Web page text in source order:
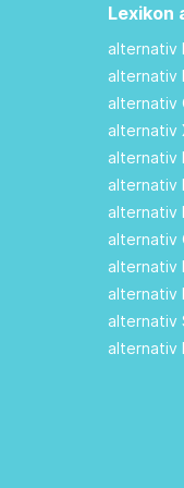
Lexikon
alternativ
alternativ
alternativ
alternativ
alternativ
alternativ
alternativ
alternativ
alternativ
alternativ
alternativ
alternativ